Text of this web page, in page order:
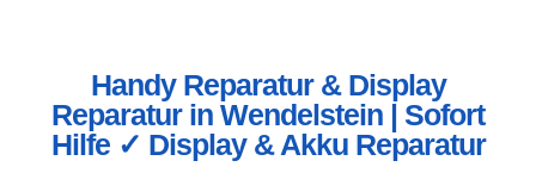
Handy Reparatur & Display
Reparatur in Wendelstein | Sofort
Hilfe ✓ Display & Akku Reparatur